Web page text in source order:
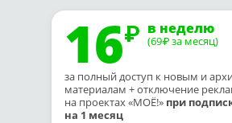
16 в неделю
(69₽ за месяц)
за полный доступ к новым и
материалам + отключение
на проектах «МОЁ!» при
на 1 месяц